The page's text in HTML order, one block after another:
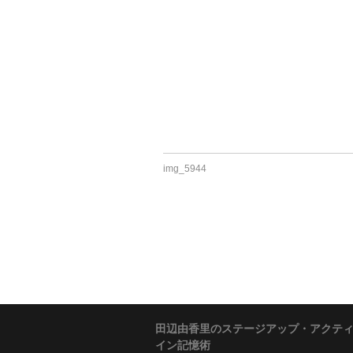
img_5944
田辺由香里のステージアップ・アクテ
イン記憶術